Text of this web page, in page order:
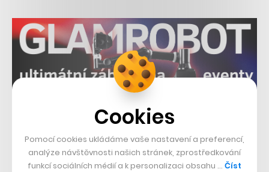
Související témata:
Venture Investice Path
Cookies
Pomocí cookies ukládáme vaše nastavení a preferencí,
analýze návštěvnosti našich stránek, zprostředkování
funkcí sociálních médií a k personalizaci obsahu … Číst